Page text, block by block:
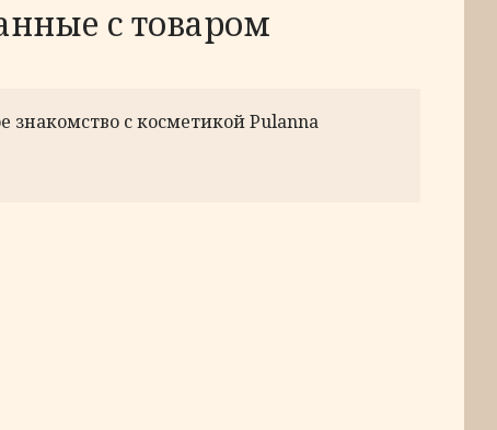
с товаром
знакомство с косметикой Pulanna